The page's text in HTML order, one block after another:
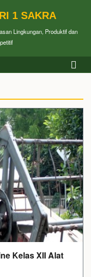
1 SAKRA
Lingkungan, Produktif dan
Kelas XII Alat